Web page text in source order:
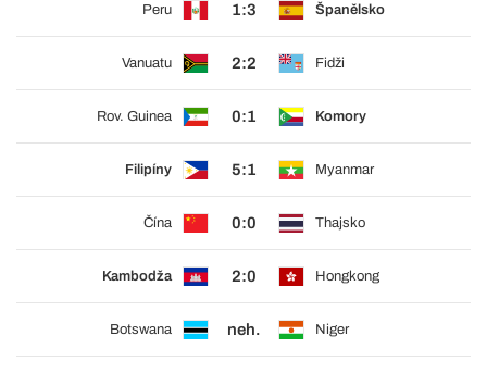
Peru 1:3 Španělsko
Vanuatu 2:2 Fidži
Rov. Guinea 0:1 Komory
Filipíny 5:1 Myanmar
Čína 0:0 Thajsko
Kambodža 2:0 Hongkong
Botswana neh. Niger